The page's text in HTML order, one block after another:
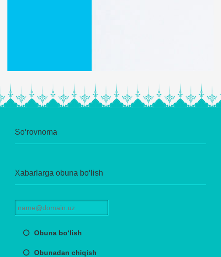
So‘rovnoma
Xabarlarga obuna bo‘lish
Obuna bo‘lish
Obunadan chiqish